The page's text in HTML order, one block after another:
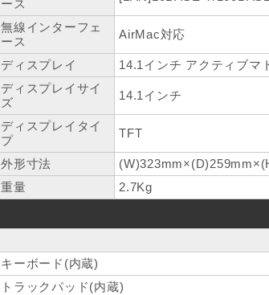
ース
無線インターフェ
ース
AirMac対応
ディスプレイ
14.1インチ アクティブマ
ディスプレイサイ
ズ
14.1インチ
ディスプレイタイ
プ
TFT
外形寸法
重量
2.7Kg
キーボード(内蔵)
トラックパッド(内蔵)